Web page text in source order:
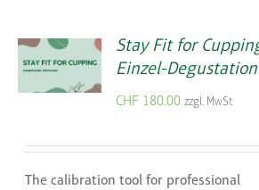
Stay Fit for
Einzel-Degustation
CHF 180.00 zzgl. MwSt
The calibration tool for professional